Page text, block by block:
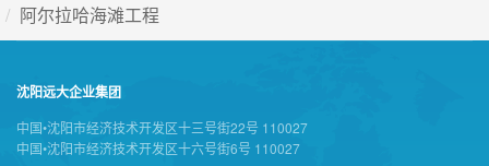
阿尔拉哈海滩工程
沈阳远大企业集团
中国•沈阳市经济技术开发区十三号街22号 110027
中国•沈阳市经济技术开发区十六号街6号 110027